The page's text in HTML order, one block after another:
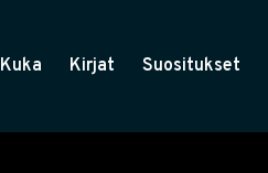
Kuka Kirjat Suositukset